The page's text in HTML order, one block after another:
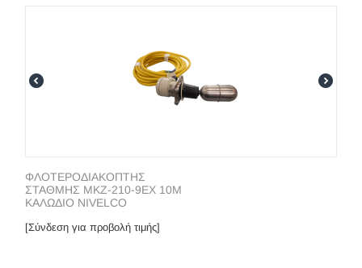
ΦΛΟΤΕΡΟΔΙΑΚΟΠΤΗΣ
ΣΤΑΘΜΗΣ MKZ-210-9EX 10M
ΚΑΛΩΔΙΟ NIVELCO
[Σύνδεση για προβολή τιμής]